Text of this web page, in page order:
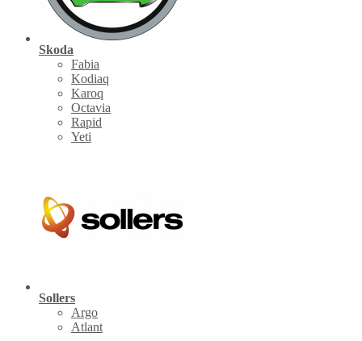
Skoda
Fabia
Kodiaq
Karoq
Octavia
Rapid
Yeti
Sollers
Argo
Atlant